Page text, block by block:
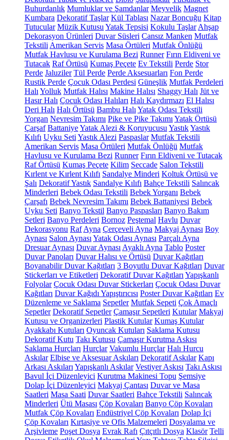
Buhurdanlık Mumluklar ve Şamdanlar Meyvelik Magnet
Kumbara Dekoratif Taşlar Kül Tablası Nazar Boncuğu Kitap
Tutucular Müzik Kutusu Yatak Tepsisi Kokulu Taşlar Ahşap
Dekorasyon Ürünleri Duvar Süsleri Cansız Manken Mutfak
Tekstili Amerikan Servis Masa Örtüleri Mutfak Önlüğü
Mutfak Havlusu ve Kurulama Bezi Runner Fırın Eldiveni ve
Tutacak Raf Örtüsü Kumaş Peçete Ev Tekstili Perde Stor
Perde Jaluziler Tül Perde Perde Aksesuarları Fon Perde
Rustik Perde Çocuk Odası Perdesi Güneşlik Mutfak Perdeleri
Halı Yolluk Mutfak Halısı Makine Halısı Shaggy Halı Jüt ve
Hasır Halı Çocuk Odası Halıları Halı Kaydırmazı El Halısı
Deri Halı Halı Örtüsü Bambu Halı Yatak Odası Tekstili
Yorgan Nevresim Takımı Pike ve Pike Takımı Yatak Örtüsü
Çarşaf BattaniyeYatak Alezi & Koruyucusu YastıkYastık
Kılıfı Uyku Seti Yastık Alezi Paspaslar Mutfak Tekstili
Amerikan Servis Masa Örtüleri Mutfak Önlüğü Mutfak
Havlusu ve Kurulama Bezi Runner Fırın Eldiveni ve Tutacak
Raf Örtüsü Kumaş Peçete Kilim Seccade Salon Tekstili
Kırlent ve Kırlent Kılıfı Sandalye Minderi Koltuk Örtüsü ve
Şalı Dekoratif Yastık Sandalye Kılıfı Bahçe Tekstili Salıncak
Minderleri Bebek Odası Tekstili Bebek Yorganı Bebek
Çarşafı Bebek Nevresim Takımı Bebek Battaniyesi Bebek
Uyku Seti Banyo Tekstil Banyo Paspasları Banyo Bakım
Setleri Banyo Perdeleri Bornoz Peştemal Havlu Duvar
Dekorasyonu Raf Ayna Çerçeveli Ayna Makyaj Aynası Boy
Aynası Salon Aynası Yatak Odası Aynası Parçalı Ayna
Dresuar Aynası Duvar Aynası Ayaklı Ayna Tablo Poster
Duvar Panoları Duvar Halısı ve Örtüsü Duvar Kağıtları
Boyanabilir Duvar Kağıtları 3 Boyutlu Duvar Kağıtları Duvar
Stickerları ve Etiketleri Dekoratif Duvar Kağıtları Yapışkanlı
Folyolar Çocuk Odası Duvar Stickerları Çocuk Odası Duvar
Kağıtları Duvar Kağıdı Yapıştırıcısı Poster Duvar Kağıtları Ev
Düzenleme ve Saklama Sepetler Mutfak Sepeti Çok Amaçlı
Sepetler Dekoratif Sepetler Çamaşır Sepetleri Kutular Makyaj
Kutusu ve Organizerleri Plastik Kutular Kumaş Kutular
Ayakkabı Kutuları Oyuncak Kutuları Saklama Kutusu
Dekoratif Kutu Takı Kutusu Çamaşır Kurutma Askısı
Saklama Hurçları Hurçlar Vakumlu Hurçlar Halı Hurcu
Askılar Elbise ve Aksesuar Askıları Dekoratif Askılar Kapı
Arkası Askıları Yapışkanlı Askılar Vestiyer Askısı Takı Askısı
Bavul İçi Düzenleyici Kurutma Makinesi Topu Şemsiye
Dolap İçi Düzenleyici Makyaj Çantası Duvar ve Masa
Saatleri Masa Saati Duvar Saatleri Bahçe Tekstili Salıncak
Minderleri Ütü Masası Çöp Kovaları Banyo Çöp Kovaları
Mutfak Çöp Kovaları Endüstriyel Çöp Kovaları Dolap İçi
Çöp Kovaları Kırtasiye ve Ofis Malzemeleri Dosyalama ve
Arşivleme Poşet Dosya Evrak Rafı Çıtçıtlı Dosya Klasör Telli